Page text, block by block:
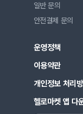
일반 문의
안전결제 문의
운영정책
이용약관
개인정보 처리
헬로마켓 앱 다